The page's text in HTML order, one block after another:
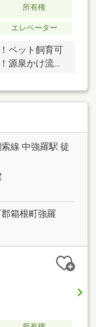
所有権
エレベーター
ペット飼育可
源泉かけ流し
線 中強羅駅 徒
箱根町強羅